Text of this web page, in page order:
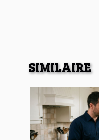
SIMILAIRE